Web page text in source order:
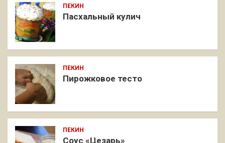
ПЕКИН
Пасхальный кулич
ПЕКИН
Пирожковое тесто
ПЕКИН
Соус «Цезарь»